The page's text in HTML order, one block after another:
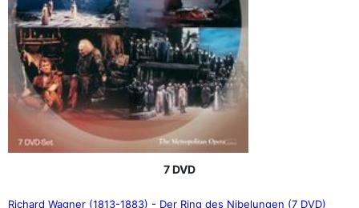
7 DVD
Richard Wagner (1813-1883) - Der Ring des Nibelungen (7 DVD)